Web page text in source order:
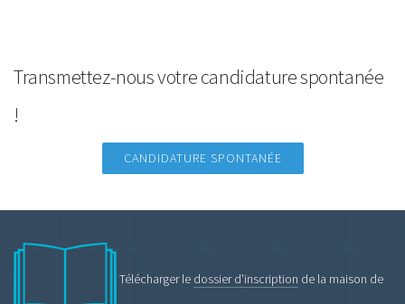
Transmettez-nous votre candidature spontanée
!
CANDIDATURE SPONTANÉE
Télécharger le dossier d'inscription de la maison de